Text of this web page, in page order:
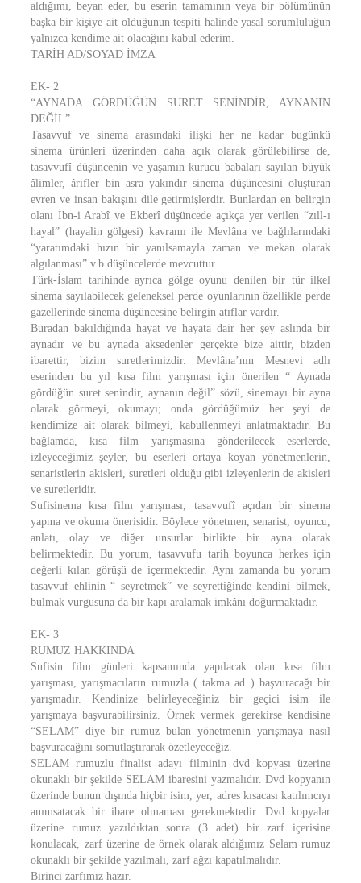
aldığımı, beyan eder, bu eserin tamamının veya bir bölümünün
başka bir kişiye ait olduğunun tespiti halinde yasal sorumluluğun
yalnızca kendime ait olacağını kabul ederim.
TARİH AD/SOYAD İMZA
EK- 2
“AYNADA GÖRDÜĞÜN SURET SENİNDİR, AYNANIN
DEĞİL”
Tasavvuf ve sinema arasındaki ilişki her ne kadar bugünkü
sinema ürünleri üzerinden daha açık olarak görülebilirse de,
tasavvufî düşüncenin ve yaşamın kurucu babaları sayılan büyük
âlimler, ârifler bin asra yakındır sinema düşüncesini oluşturan
evren ve insan bakışını dile getirmişlerdir. Bunlardan en belirgin
olanı İbn-i Arabî ve Ekberî düşüncede açıkça yer verilen “zıll-ı
hayal” (hayalin gölgesi) kavramı ile Mevlâna ve bağlılarındaki
“yaratımdaki hızın bir yanılsamayla zaman ve mekan olarak
algılanması” v.b düşüncelerde mevcuttur.
Türk-İslam tarihinde ayrıca gölge oyunu denilen bir tür ilkel
sinema sayılabilecek geleneksel perde oyunlarının özellikle perde
gazellerinde sinema düşüncesine belirgin atıflar vardır.
Buradan bakıldığında hayat ve hayata dair her şey aslında bir
aynadır ve bu aynada aksedenler gerçekte bize aittir, bizden
ibarettir, bizim suretlerimizdir. Mevlâna’nın Mesnevi adlı
eserinden bu yıl kısa film yarışması için önerilen “ Aynada
gördüğün suret senindir, aynanın değil” sözü, sinemayı bir ayna
olarak görmeyi, okumayı; onda gördüğümüz her şeyi de
kendimize ait olarak bilmeyi, kabullenmeyi anlatmaktadır. Bu
bağlamda, kısa film yarışmasına gönderilecek eserlerde,
izleyeceğimiz şeyler, bu eserleri ortaya koyan yönetmenlerin,
senaristlerin akisleri, suretleri olduğu gibi izleyenlerin de akisleri
ve suretleridir.
Sufisinema kısa film yarışması, tasavvufî açıdan bir sinema
yapma ve okuma önerisidir. Böylece yönetmen, senarist, oyuncu,
anlatı, olay ve diğer unsurlar birlikte bir ayna olarak
belirmektedir. Bu yorum, tasavvufu tarih boyunca herkes için
değerli kılan görüşü de içermektedir. Aynı zamanda bu yorum
tasavvuf ehlinin “ seyretmek” ve seyrettiğinde kendini bilmek,
bulmak vurgusuna da bir kapı aralamak imkânı doğurmaktadır.
EK- 3
RUMUZ HAKKINDA
Sufisin film günleri kapsamında yapılacak olan kısa film
yarışması, yarışmacıların rumuzla ( takma ad ) başvuracağı bir
yarışmadır. Kendinize belirleyeceğiniz bir geçici isim ile
yarışmaya başvurabilirsiniz. Örnek vermek gerekirse kendisine
“SELAM” diye bir rumuz bulan yönetmenin yarışmaya nasıl
başvuracağını somutlaştırarak özetleyeceğiz.
SELAM rumuzlu finalist adayı filminin dvd kopyası üzerine
okunaklı bir şekilde SELAM ibaresini yazmalıdır. Dvd kopyanın
üzerinde bunun dışında hiçbir isim, yer, adres kısacası katılımcıyı
anımsatacak bir ibare olmaması gerekmektedir. Dvd kopyalar
üzerine rumuz yazıldıktan sonra (3 adet) bir zarf içerisine
konulacak, zarf üzerine de örnek olarak aldığımız Selam rumuz
okunaklı bir şekilde yazılmalı, zarf ağzı kapatılmalıdır.
Birinci zarfımız hazır.